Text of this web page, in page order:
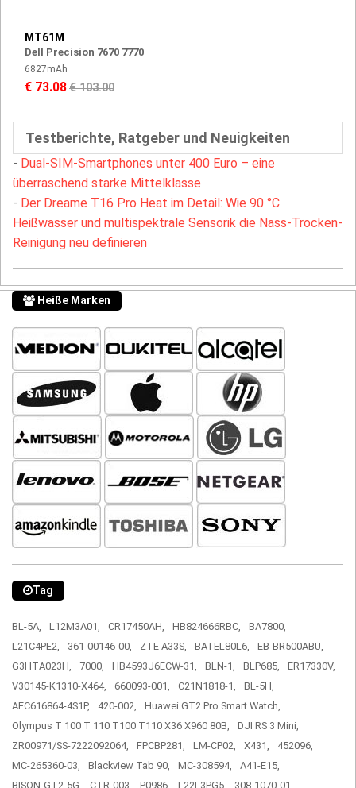
MT61M
Dell Precision 7670 7770
6827mAh
€ 73.08€ 103.00
Testberichte, Ratgeber und Neuigkeiten
- Dual-SIM-Smartphones unter 400 Euro – eine
überraschend starke Mittelklasse
- Der Dreame T16 Pro Heat im Detail: Wie 90 °C
Heißwasser und multispektrale Sensorik die Nass-Trocken-
Reinigung neu definieren
Heiße Marken
Tag
BL-5A, L12M3A01, CR17450AH, HB824666RBC,
BA7800,
L21C4PE2,
361-00146-00, ZTE A33S, BATEL80L6,
EB-BR500ABU,
G3HTA023H,
7000, HB4593J6ECW-31, BLN-1, BLP685,
ER17330V,
V30145-K1310-X464,
660093-001, C21N1818-1,
BL-5H,
AEC616864-4S1P,
420-002,
Huawei GT2 Pro Smart Watch,
Olympus T 100 T 110 T100 T110 X36 X960 80B,
DJI RS 3 Mini,
ZR00971/SS-7222092064,
FPCBP281, LM-CP02, X431,
452096,
MC-265360-03,
Blackview Tab 90, MC-308594,
A41-E15,
BISON-GT2-5G,
CTR-003, P0986, L22L3PG5, 308-1070-01,